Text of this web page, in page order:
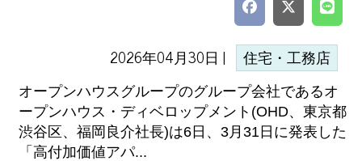
2026年04月30日 | 住宅・工務店
オープンハウスグループのグループ会社であるオ
ープンハウス・ディベロップメント(OHD、東京都
渋谷区、福岡良介社長)は6日、3月31日に発表した
「高付加価値アパ...